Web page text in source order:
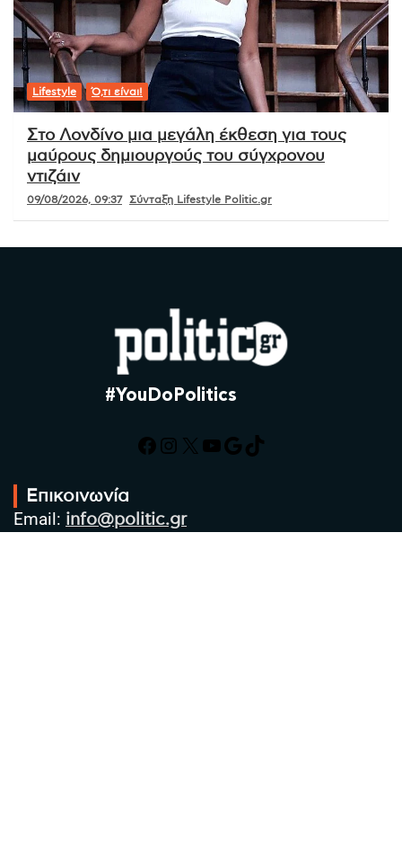
Lifestyle Ό,τι είναι!
Στο Λονδίνο μια μεγάλη έκθεση για τους
μαύρους δημιουργούς του σύγχρονου
ντιζάιν
09/08/2026, 09:37 Σύνταξη Lifestyle Politic.gr
#YouDoPolitics
Facebook
Instagram
X YouTube
Google
TikTok
Επικοινωνία
Email: info@politic.gr